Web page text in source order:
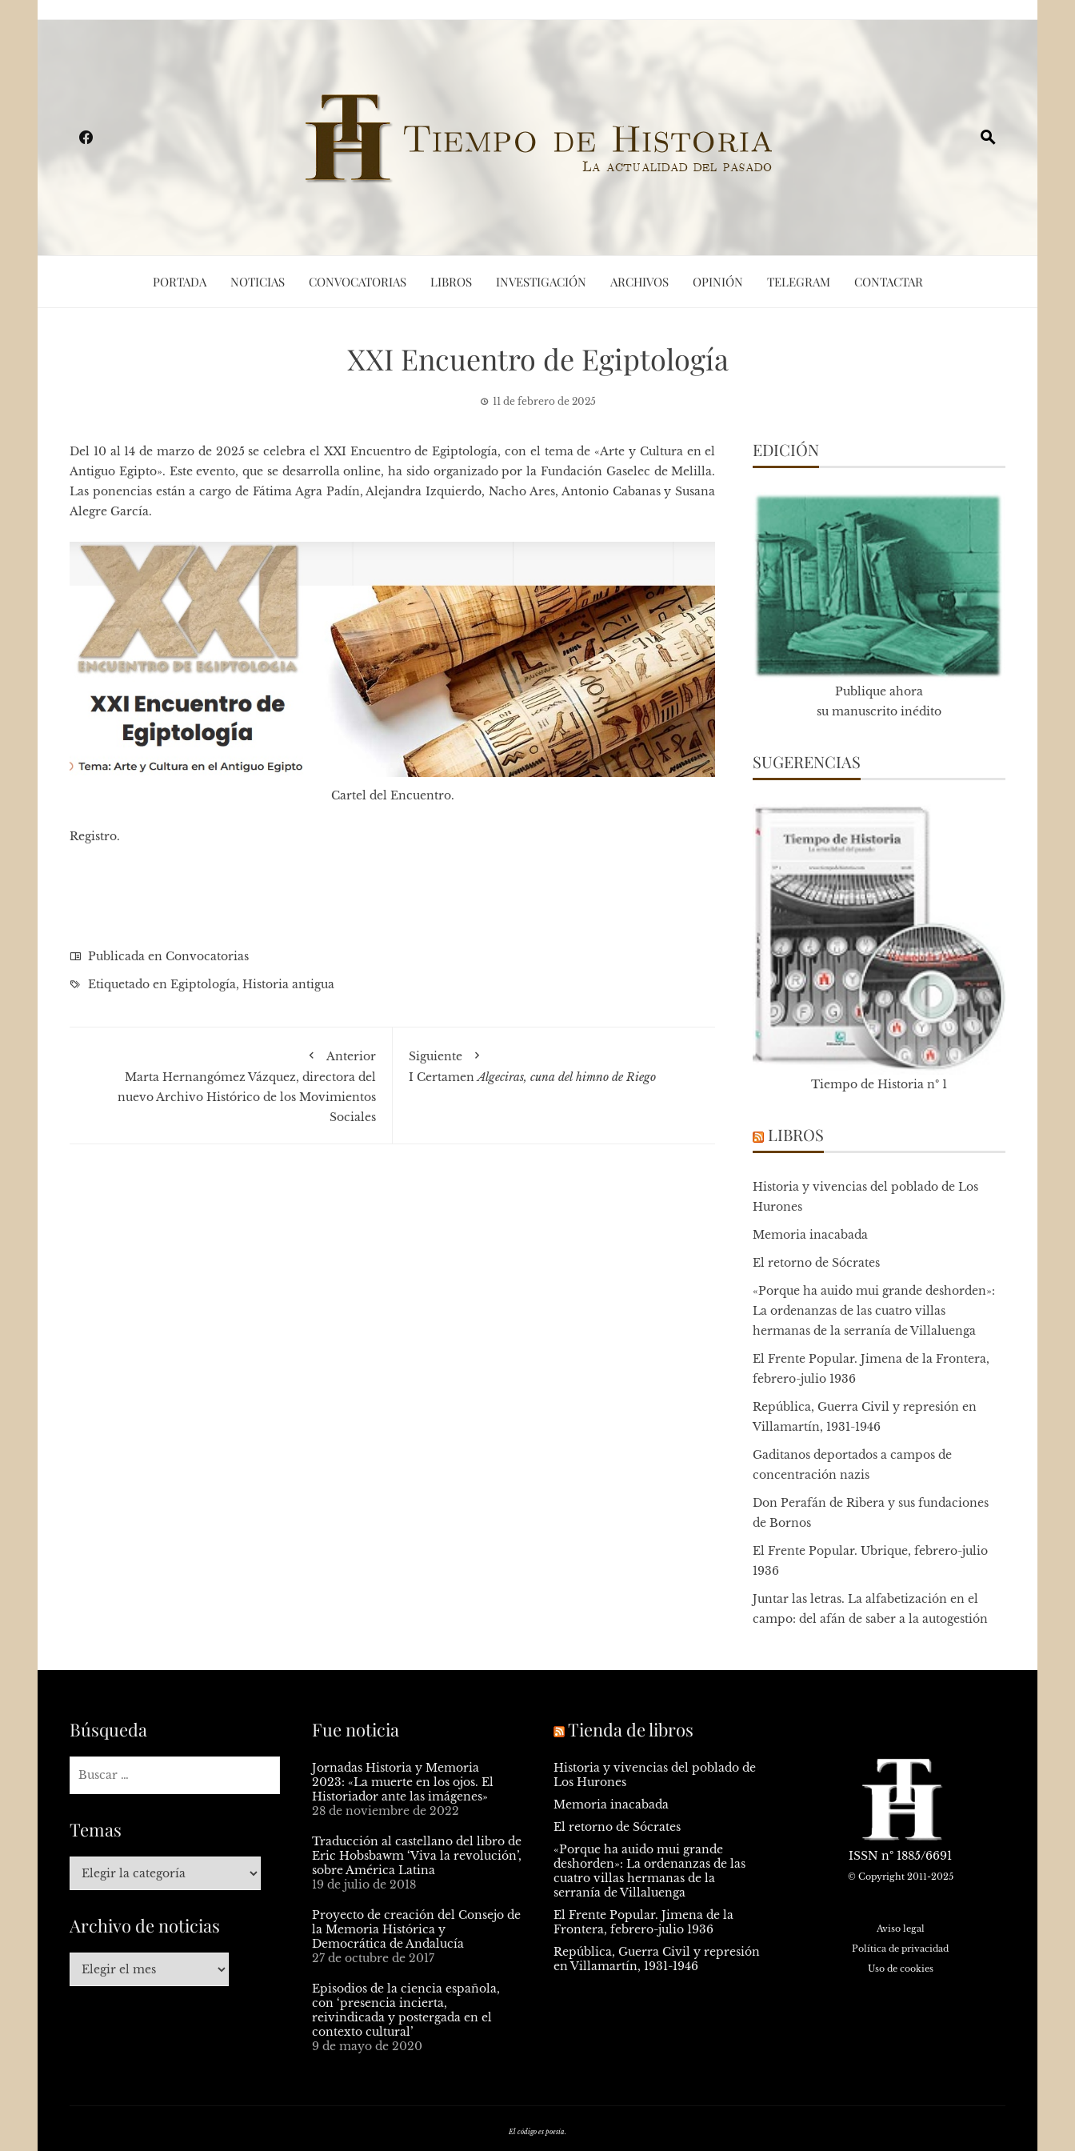
PORTADA NOTICIAS CONVOCATORIAS LIBROS INVESTIGACIÓN ARCHIVOS OPINIÓN TELEGRAM CONTACTAR
XXI Encuentro de Egiptología
11 de febrero de 2025
Del 10 al 14 de marzo de 2025 se celebra el XXI Encuentro de Egiptología, con el tema de «Arte y Cultura en el
Antiguo Egipto». Este evento, que se desarrolla online, ha sido organizado por la Fundación Gaselec de Melilla.
Las ponencias están a cargo de Fátima Agra Padín, Alejandra Izquierdo, Nacho Ares, Antonio Cabanas y Susana
Alegre García.
Cartel del Encuentro.
Registro.
Publicada en Convocatorias
Etiquetado en Egiptología, Historia antigua
Anterior
Marta Hernangómez Vázquez, directora del
nuevo Archivo Histórico de los Movimientos
Sociales
Siguiente
I CertamenAlgeciras, cuna del himno de Riego
EDICIÓN
Publique ahora
su manuscrito inédito
SUGERENCIAS
Tiempo de Historia nº 1
LIBROS
Historia y vivencias del poblado de Los
Hurones
Memoria inacabada
El retorno de Sócrates
«Porque ha auido mui grande deshorden»:
La ordenanzas de las cuatro villas
hermanas de la serranía de Villaluenga
El Frente Popular. Jimena de la Frontera,
febrero-julio 1936
República, Guerra Civil y represión en
Villamartín, 1931-1946
Gaditanos deportados a campos de
concentración nazis
Don Perafán de Ribera y sus fundaciones
de Bornos
El Frente Popular. Ubrique, febrero-julio
1936
Juntar las letras. La alfabetización en el
campo: del afán de saber a la autogestión
Búsqueda
Temas
Archivo de noticias
Fue noticia
Jornadas Historia y Memoria
2023: «La muerte en los ojos. El
Historiador ante las imágenes»
28 de noviembre de 2022
Traducción al castellano del libro de
Eric Hobsbawm ‘Viva la revolución’,
sobre América Latina
19 de julio de 2018
Proyecto de creación del Consejo de
la Memoria Histórica y
Democrática de Andalucía
27 de octubre de 2017
Episodios de la ciencia española,
con ‘presencia incierta,
reivindicada y postergada en el
contexto cultural’
9 de mayo de 2020
Tienda de libros
Historia y vivencias del poblado de
Los Hurones
Memoria inacabada
El retorno de Sócrates
«Porque ha auido mui grande
deshorden»: La ordenanzas de las
cuatro villas hermanas de la
serranía de Villaluenga
El Frente Popular. Jimena de la
Frontera, febrero-julio 1936
República, Guerra Civil y represión
en Villamartín, 1931-1946
ISSN nº 1885/6691
© Copyright 2011-2025
Aviso legal
Política de privacidad
Uso de cookies
El código es poesía.